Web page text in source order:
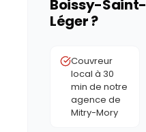
Boissy-Saint-
Léger?
Couvreur
local à 30
min de notre
agence de
Mitry-Mory